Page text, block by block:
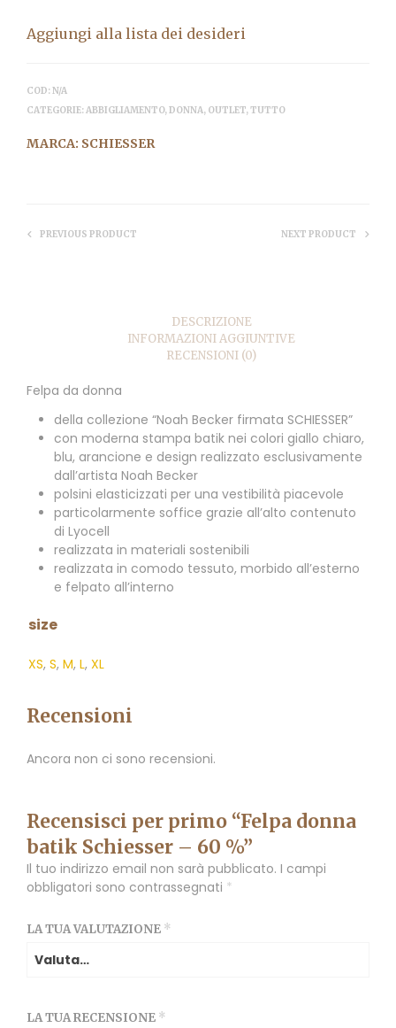
Aggiungi alla lista dei desideri
COD:N/A
CATEGORIE:ABBIGLIAMENTO,DONNA, OUTLET,TUTTO
MARCA: SCHIESSER
PREVIOUS PRODUCT NEXT PRODUCT
DESCRIZIONE
INFORMAZIONI AGGIUNTIVE
RECENSIONI (0)
Felpa da donna
della collezione “Noah Becker firmata SCHIESSER”
con moderna stampa batik nei colori giallo chiaro,
blu, arancione e design realizzato esclusivamente
dall’artista Noah Becker
polsini elasticizzati per una vestibilità piacevole
particolarmente soffice grazie all’alto contenuto
di Lyocell
realizzata in materiali sostenibili
realizzata in comodo tessuto, morbido all’esterno
e felpato all’interno
size
XS, S, M, L, XL
Recensioni
Ancora non ci sono recensioni.
Recensisci per primo “Felpa donna
batik Schiesser – 60 %”
Il tuo indirizzo email non sarà pubblicato. I campi
obbligatori sono contrassegnati *
LA TUA VALUTAZIONE *
LA TUA RECENSIONE *